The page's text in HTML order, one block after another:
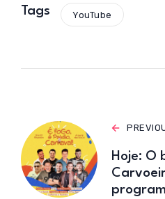
Tags YouTube
Hoje: O